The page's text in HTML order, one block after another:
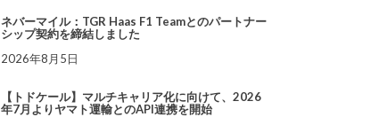
ネバーマイル：TGR Haas F1 Teamとのパートナー
シップ契約を締結しました
2026年8月5日
【トドケール】マルチキャリア化に向けて、2026
年7月よりヤマト運輸とのAPI連携を開始